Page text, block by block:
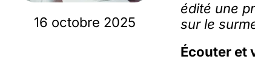
16 octobre 2025
édité une
sur le
Écouter et